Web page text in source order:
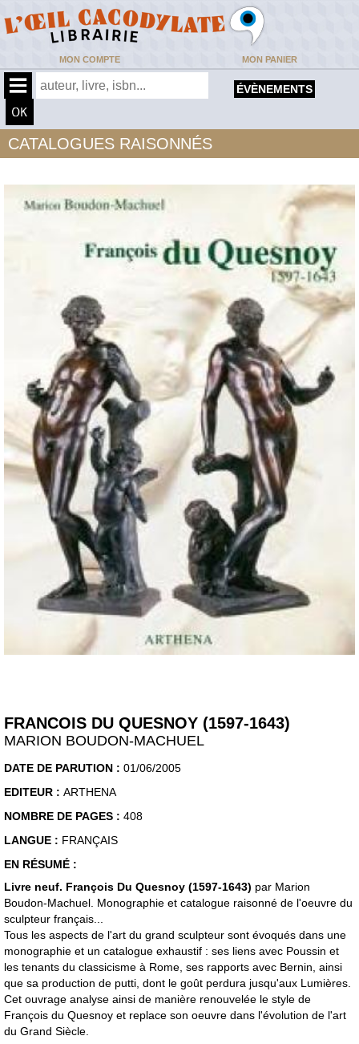
MON COMPTE MON PANIER
ÉVÈNEMENTS
CATALOGUES RAISONNÉS
FRANCOIS DU QUESNOY (1597-1643)
MARION BOUDON-MACHUEL
DATE DE PARUTION : 01/06/2005
EDITEUR : ARTHENA
NOMBRE DE PAGES : 408
LANGUE : FRANÇAIS
EN RÉSUMÉ :
Livre neuf. François Du Quesnoy (1597-1643) par Marion
Boudon-Machuel. Monographie et catalogue raisonné de l'oeuvre du
sculpteur français...
Tous les aspects de l'art du grand sculpteur sont évoqués dans une
monographie et un catalogue exhaustif : ses liens avec Poussin et
les tenants du classicisme à Rome, ses rapports avec Bernin, ainsi
que sa production de putti, dont le goût perdura jusqu'aux Lumières.
Cet ouvrage analyse ainsi de manière renouvelée le style de
François du Quesnoy et replace son oeuvre dans l'évolution de l'art
du Grand Siècle.